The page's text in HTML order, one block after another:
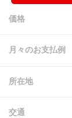
価格
月々のお支払例
所在地
交通